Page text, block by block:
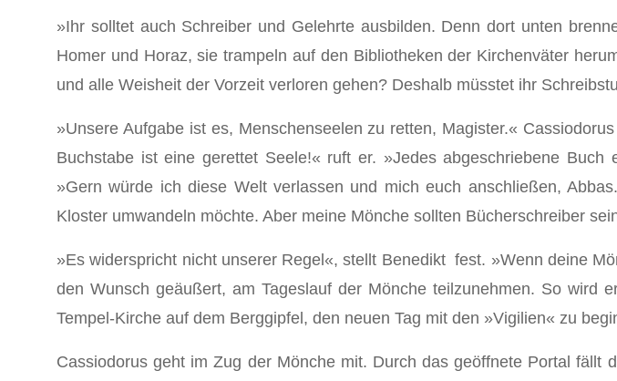
»Ihr solltet auch Schreiber und Gelehrte ausbilden. Denn dort unten
Homer und Horaz, sie trampeln auf den Bibliotheken der Kirchenväter
und alle Weisheit der Vorzeit verloren gehen? Deshalb müsstet ihr
»Unsere Aufgabe ist es, Menschenseelen zu retten, Magister.«
Buchstabe ist eine gerettet Seele!« ruft er. »Jedes abgeschriebene
»Gern würde ich diese Welt verlassen und mich euch anschließen,
Kloster um­wandeln möchte. Aber meine Mönche sollten Bücherschreiber
»Es widerspricht nicht unserer Regel«, stellt Benedikt fest. »Wenn deine
den Wunsch geäußert, am Tageslauf der Mön­che teilzunehmen. So
Tempel-Kirche auf dem Berggipfel, den neuen Tag mit den »Vigilien« zu
Cassiodorus geht im Zug der Mönche mit. Durch das geöffnete Portal